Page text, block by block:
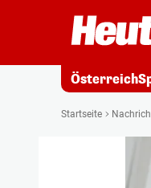
Österreich
Startseite